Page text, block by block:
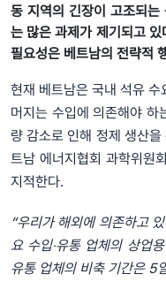
동 지역의 긴장이 고조되는
는 많은 과제가 제기되고
필요성은 베트남의 전략적
현재 베트남은 국내 석유
머지는 수입에 의존해야
량 감소로 인해 정제 생산
트남 에너지협회 과학위원
지적한다.
“우리가 해외에 의존하고
요 수입‧유통 업체의 상업
유통 업체의 비축 기간은 5